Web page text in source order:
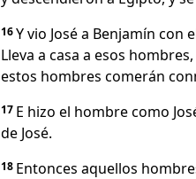
16Y vio José a Benjamín con
Lleva a casa a esos
estos hombres comerán
17 E hizo el hombre como
de José.
18 Entonces aquellos